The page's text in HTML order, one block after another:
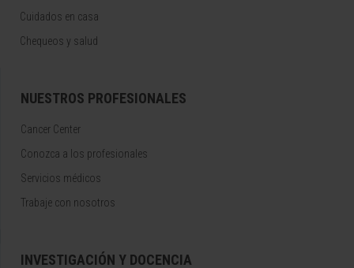
Cuidados en casa
Chequeos y salud
NUESTROS PROFESIONALES
Cancer Center
Conozca a los profesionales
Servicios médicos
Trabaje con nosotros
INVESTIGACIÓN Y DOCENCIA